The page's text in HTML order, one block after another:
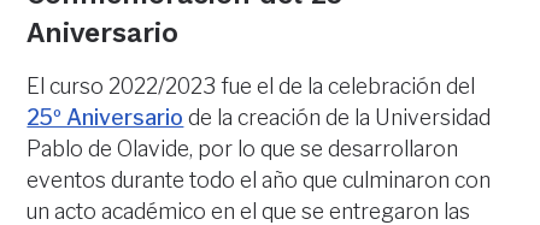
Aniversario
El curso 2022/2023 fue el de la celebración del
25º Aniversario de la creación de la Universidad
Pablo de Olavide, por lo que se desarrollaron
eventos durante todo el año que culminaron con
un acto académico en el que se entregaron las